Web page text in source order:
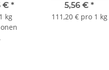
€ *
kg
5,56 € *
111,20 € pro 1 kg